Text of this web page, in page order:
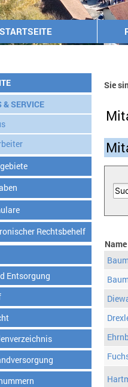
STARTSEITE
& SERVICE
Rechtsbehelf
Entsorgung
Sie
Name